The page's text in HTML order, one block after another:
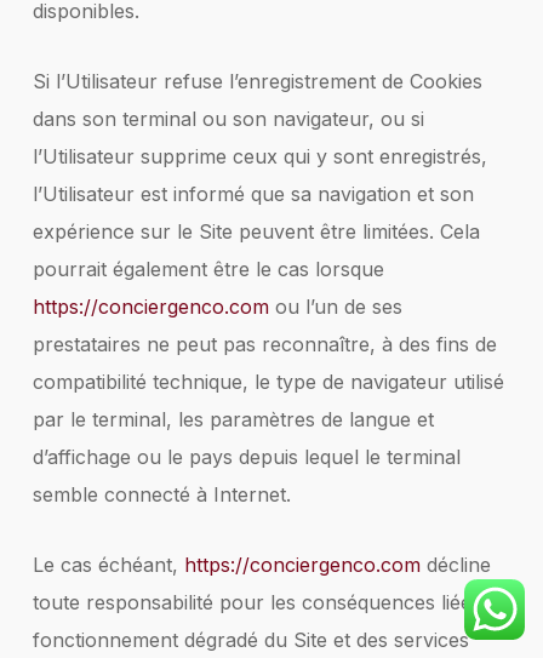
disponibles.
Si l’Utilisateur refuse l’enregistrement de Cookies
dans son terminal ou son navigateur, ou si
l’Utilisateur supprime ceux qui y sont enregistrés,
l’Utilisateur est informé que sa navigation et son
expérience sur le Site peuvent être limitées. Cela
pourrait également être le cas lorsque
https://conciergenco.comou l’un de ses
prestataires ne peut pas reconnaître, à des fins de
compatibilité technique, le type de navigateur utilisé
par le terminal, les paramètres de langue et
d’affichage ou le pays depuis lequel le terminal
semble connecté à Internet.
Le cas échéant, https://conciergenco.comdécline
toute responsabilité pour les conséquences liées au
fonctionnement dégradé du Site et des services